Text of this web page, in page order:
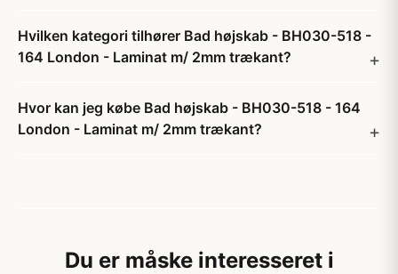
Hvilken kategori tilhører Bad højskab - BH030-518 -
164 London - Laminat m/ 2mm trækant?
Hvor kan jeg købe Bad højskab - BH030-518 - 164
London - Laminat m/ 2mm trækant?
Du er måske interesseret i